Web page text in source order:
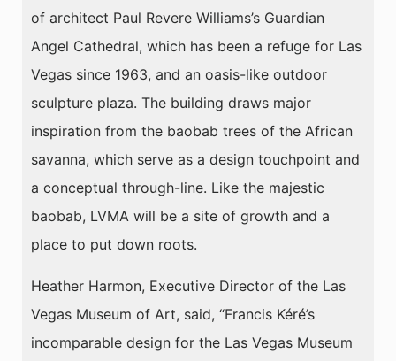
of architect Paul Revere Williams’s Guardian
Angel Cathedral, which has been a refuge for Las
Vegas since 1963, and an oasis-like outdoor
sculpture plaza. The building draws major
inspiration from the baobab trees of the African
savanna, which serve as a design touchpoint and
a conceptual through-line. Like the majestic
baobab, LVMA will be a site of growth and a
place to put down roots.
Heather Harmon, Executive Director of the Las
Vegas Museum of Art, said, “Francis Kéré’s
incomparable design for the Las Vegas Museum